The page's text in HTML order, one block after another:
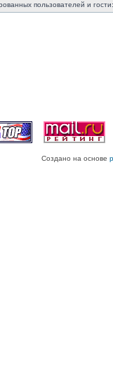
пользователей и
Создано на основе